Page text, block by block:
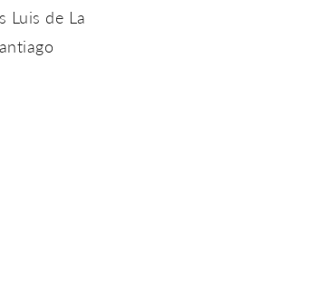
Luis de La